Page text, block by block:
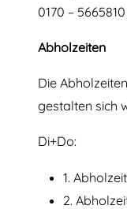
0170 –
Abholzeiten
Die
gestalten sich
Di+Do:
1.
2.